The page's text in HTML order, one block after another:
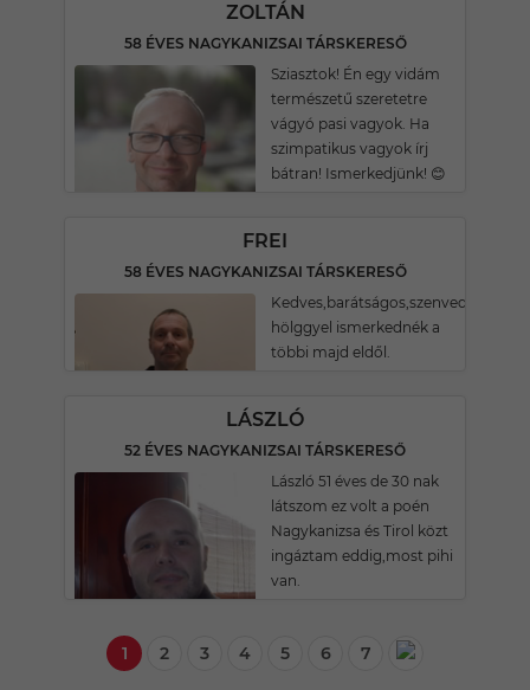
ZOLTÁN
58 ÉVES NAGYKANIZSAI TÁRSKERESŐ
Sziasztok! Én egy vidám
természetű szeretetre
vágyó pasi vagyok. Ha
szimpatikus vagyok írj
bátran! Ismerkedjünk! 😊
FREI
58 ÉVES NAGYKANIZSAI TÁRSKERESŐ
Kedves,barátságos,szenvedélyes
hölggyel ismerkednék a
többi majd eldől.
LÁSZLÓ
52 ÉVES NAGYKANIZSAI TÁRSKERESŐ
László 51 éves de 30 nak
látszom ez volt a poén
Nagykanizsa és Tirol közt
ingáztam eddig,most pihi
van.
1 2 3 4 5 6 7